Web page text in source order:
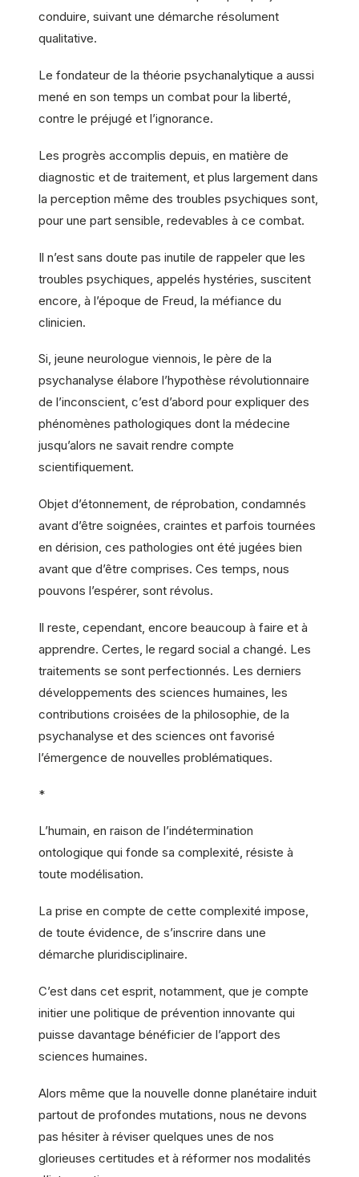
conduire, suivant une démarche résolument
qualitative.
Le fondateur de la théorie psychanalytique a aussi
mené en son temps un combat pour la liberté,
contre le préjugé et l’ignorance.
Les progrès accomplis depuis, en matière de
diagnostic et de traitement, et plus largement dans
la perception même des troubles psychiques sont,
pour une part sensible, redevables à ce combat.
Il n’est sans doute pas inutile de rappeler que les
troubles psychiques, appelés hystéries, suscitent
encore, à l’époque de Freud, la méfiance du
clinicien.
Si, jeune neurologue viennois, le père de la
psychanalyse élabore l’hypothèse révolutionnaire
de l’inconscient, c’est d’abord pour expliquer des
phénomènes pathologiques dont la médecine
jusqu’alors ne savait rendre compte
scientifiquement.
Objet d’étonnement, de réprobation, condamnés
avant d’être soignées, craintes et parfois tournées
en dérision, ces pathologies ont été jugées bien
avant que d’être comprises. Ces temps, nous
pouvons l’espérer, sont révolus.
Il reste, cependant, encore beaucoup à faire et à
apprendre. Certes, le regard social a changé. Les
traitements se sont perfectionnés. Les derniers
développements des sciences humaines, les
contributions croisées de la philosophie, de la
psychanalyse et des sciences ont favorisé
l’émergence de nouvelles problématiques.
*
L’humain, en raison de l’indétermination
ontologique qui fonde sa complexité, résiste à
toute modélisation.
La prise en compte de cette complexité impose,
de toute évidence, de s’inscrire dans une
démarche pluridisciplinaire.
C’est dans cet esprit, notamment, que je compte
initier une politique de prévention innovante qui
puisse davantage bénéficier de l’apport des
sciences humaines.
Alors même que la nouvelle donne planétaire induit
partout de profondes mutations, nous ne devons
pas hésiter à réviser quelques unes de nos
glorieuses certitudes et à réformer nos modalités